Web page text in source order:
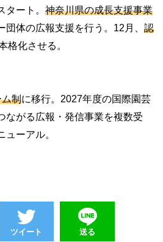
タート。 神奈川県の成長支援事業
団体の広報支援を行う。12月、 認
格化させる。
制に移行。2027年度の国際園芸
ながる広報・発信事業を複数受
ーアル。
ツイート 送る